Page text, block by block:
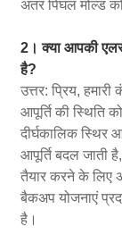
अंतर पिघल मोल्ड
2। क्या आपकी
है?
उत्तर: प्रिय,
आपूर्ति की स्थिति
दीर्घकालिक स्थिर
आपूर्ति बदल जाती
तैयार करने के लिए
बैकअप योजनाएं
है।